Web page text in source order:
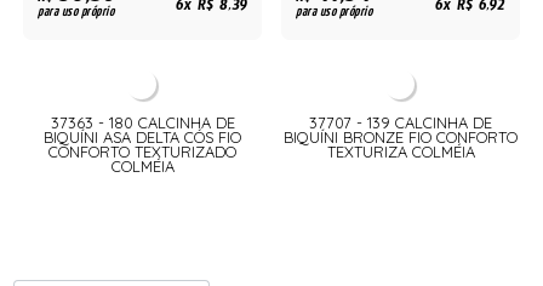
para uso próprio 6x R$ 8,39
37363 - 180 CALCINHA DE
BIQUÍNI ASA DELTA CÓS FIO
CONFORTO TEXTURIZADO
COLMÉIA
para uso próprio 6x R$ 6,92
37707 - 139 CALCINHA DE
BIQUÍNI BRONZE FIO CONFORTO
TEXTURIZA COLMÉIA